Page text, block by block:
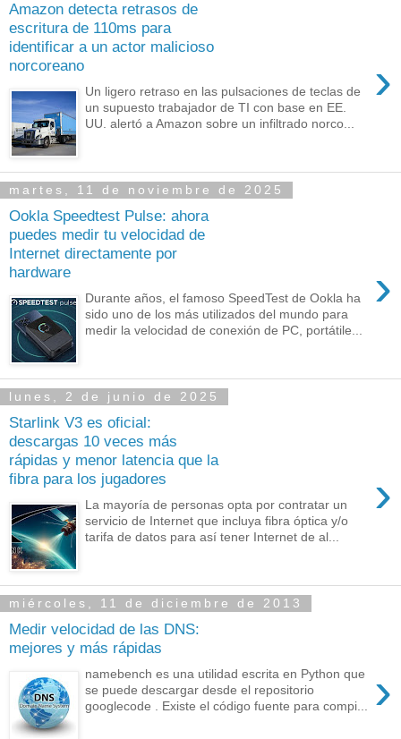
Amazon detecta retrasos de
escritura de 110ms para
identificar a un actor malicioso
norcoreano
›
Un ligero retraso en las pulsaciones de teclas de
un supuesto trabajador de TI con base en EE.
UU. alertó a Amazon sobre un infiltrado norco...
martes, 11 de noviembre de 2025
Ookla Speedtest Pulse: ahora
puedes medir tu velocidad de
Internet directamente por
hardware
›
Durante años, el famoso SpeedTest de Ookla ha
sido uno de los más utilizados del mundo para
medir la velocidad de conexión de PC, portátile...
lunes, 2 de junio de 2025
Starlink V3 es oficial:
descargas 10 veces más
rápidas y menor latencia que la
fibra para los jugadores
›
La mayoría de personas opta por contratar un
servicio de Internet que incluya fibra óptica y/o
tarifa de datos para así tener Internet de al...
miércoles, 11 de diciembre de 2013
Medir velocidad de las DNS:
mejores y más rápidas
›
namebench es una utilidad escrita en Python que
se puede descargar desde el repositorio
googlecode . Existe el código fuente para compi...